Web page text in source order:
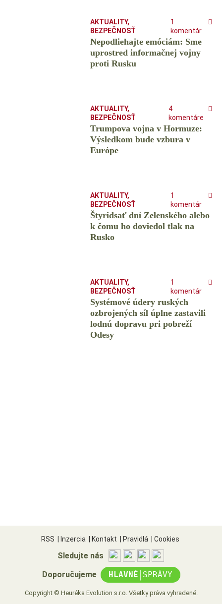
AKTUALITY,
BEZPEČNOSŤ
1
komentár
Nepodliehajte emóciám: Sme
uprostred informačnej vojny
proti Rusku
AKTUALITY,
BEZPEČNOSŤ
4
komentáre
Trumpova vojna v Hormuze:
Výsledkom bude vzbura v
Európe
AKTUALITY,
BEZPEČNOSŤ
1
komentár
Štyridsať dní Zelenského alebo
k čomu ho doviedol tlak na
Rusko
AKTUALITY,
BEZPEČNOSŤ
1
komentár
Systémové údery ruských
ozbrojených síl úplne zastavili
lodnú dopravu pri pobreží
Odesy
RSS Inzercia Kontakt Pravidlá Cookies
Sledujte nás
Doporučujeme HLAVNÉ | SPRÁVY
Copyright © Heuréka Evolution s.r.o. Všetky práva vyhradené.